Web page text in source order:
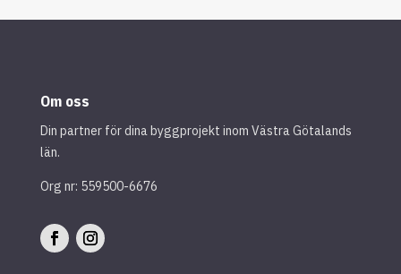
Om oss
Din partner för dina byggprojekt inom Västra Götalands
län.
Org nr: 559500-6676